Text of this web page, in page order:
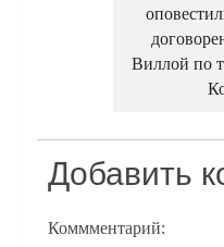
Виллой по
Добавить
Коммментарий: